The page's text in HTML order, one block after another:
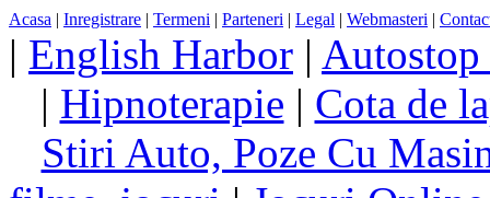
Acasa | Inregistrare | Termeni | Parteneri | Legal | Webmasteri |
| English Harbor |
| Hipnoterapie | Cota de
Stiri Auto, Poze Cu